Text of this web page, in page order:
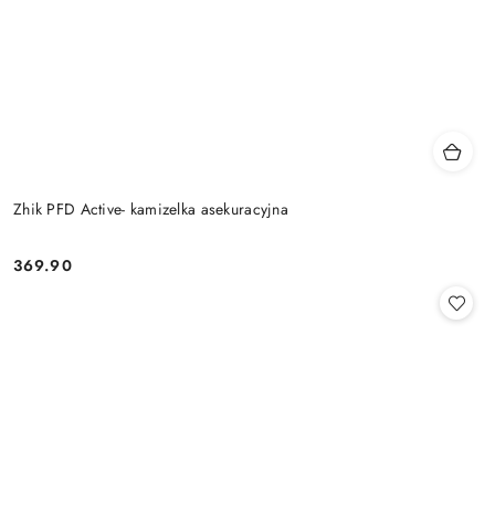
Zhik PFD Active- kamizelka asekuracyjna
Cena:
369.90